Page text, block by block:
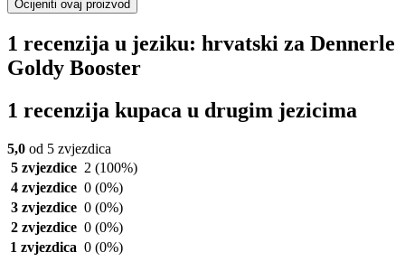
Ocijeniti ovaj proizvod
1 recenzija u jeziku: hrvatski za Dennerle
Goldy Booster
1 recenzija kupaca u drugim jezicima
5,0 od 5 zvjezdica
5 zvjezdice 2 (100%)
4 zvjezdice 0 (0%)
3 zvjezdice 0 (0%)
2 zvjezdice 0 (0%)
1 zvjezdica 0 (0%)